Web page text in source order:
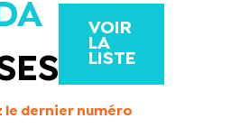
VOIR
LA
LISTE
le dernier numéro